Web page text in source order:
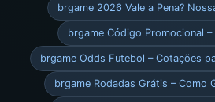
brgame 2026 Vale a Pena?
brgame Código Promocional
brgame Odds Futebol – Cotações
brgame Rodadas Grátis – Como